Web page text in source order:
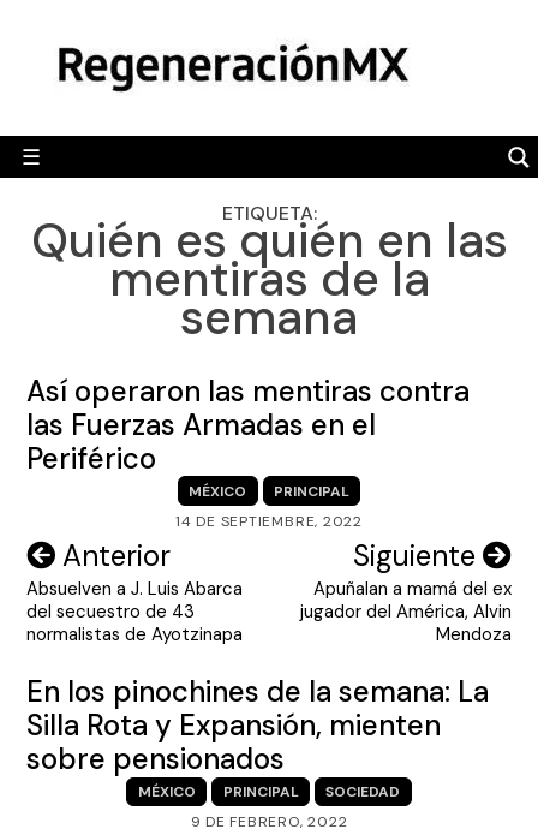
content
☰
POLÍTICA
CAMALEÓN
OPINIÓN
DEPORTES
ENGLISH SECTION
VIDEOS
ETIQUETA:
Quién es quién en las
mentiras de la
semana
Así operaron las mentiras contra
las Fuerzas Armadas en el
Periférico
MÉXICO
PRINCIPAL
14 DE SEPTIEMBRE, 2022
Navegación
de
entradas
Anterior
Absuelven a J. Luis Abarca
del secuestro de 43
normalistas de Ayotzinapa
Siguiente
Apuñalan a mamá del ex
jugador del América, Alvin
Mendoza
En los pinochines de la semana: La
Silla Rota y Expansión, mienten
sobre pensionados
MÉXICO PRINCIPAL
SOCIEDAD
9 DE FEBRERO, 2022